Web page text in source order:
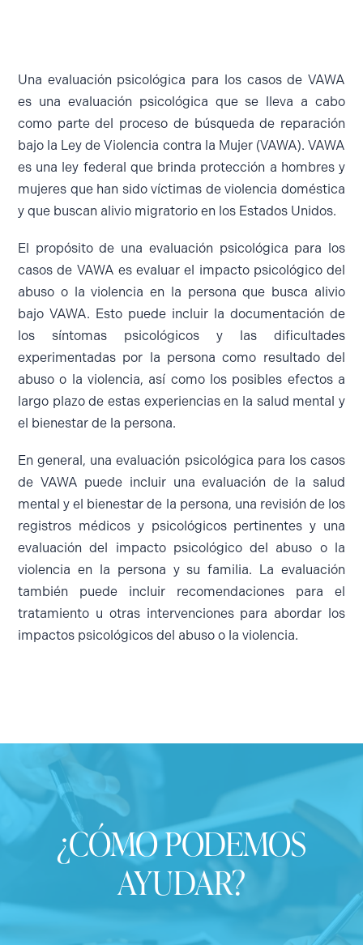
Una evaluación psicológica para los casos de VAWA
es una evaluación psicológica que se lleva a cabo
como parte del proceso de búsqueda de reparación
bajo la Ley de Violencia contra la Mujer (VAWA). VAWA
es una ley federal que brinda protección a hombres y
mujeres que han sido víctimas de violencia doméstica
y que buscan alivio migratorio en los Estados Unidos.
El propósito de una evaluación psicológica para los
casos de VAWA es evaluar el impacto psicológico del
abuso o la violencia en la persona que busca alivio
bajo VAWA. Esto puede incluir la documentación de
los síntomas psicológicos y las dificultades
experimentadas por la persona como resultado del
abuso o la violencia, así como los posibles efectos a
largo plazo de estas experiencias en la salud mental y
el bienestar de la persona.
En general, una evaluación psicológica para los casos
de VAWA puede incluir una evaluación de la salud
mental y el bienestar de la persona, una revisión de los
registros médicos y psicológicos pertinentes y una
evaluación del impacto psicológico del abuso o la
violencia en la persona y su familia. La evaluación
también puede incluir recomendaciones para el
tratamiento u otras intervenciones para abordar los
impactos psicológicos del abuso o la violencia.
¿CÓMO PODEMOS
AYUDAR?